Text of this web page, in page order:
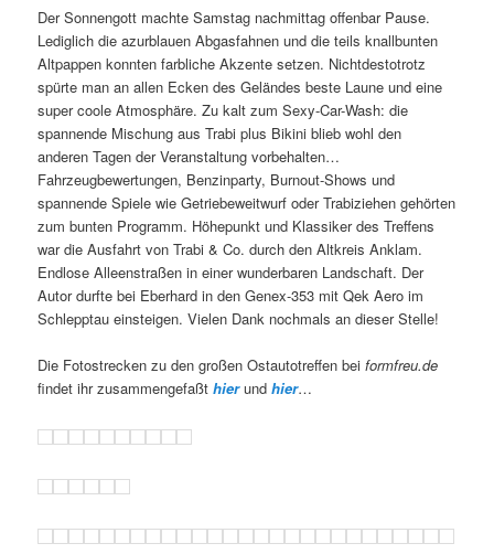
Der Sonnengott machte Samstag nachmittag offenbar Pause.
Lediglich die azurblauen Abgasfahnen und die teils knallbunten
Altpappen konnten farbliche Akzente setzen. Nichtdestotrotz
spürte man an allen Ecken des Geländes beste Laune und eine
super coole Atmosphäre. Zu kalt zum Sexy-Car-Wash: die
spannende Mischung aus Trabi plus Bikini blieb wohl den
anderen Tagen der Veranstaltung vorbehalten…
Fahrzeugbewertungen, Benzinparty, Burnout-Shows und
spannende Spiele wie Getriebeweitwurf oder Trabiziehen gehörten
zum bunten Programm. Höhepunkt und Klassiker des Treffens
war die Ausfahrt von Trabi & Co. durch den Altkreis Anklam.
Endlose Alleenstraßen in einer wunderbaren Landschaft. Der
Autor durfte bei Eberhard in den Genex-353 mit Qek Aero im
Schlepptau einsteigen. Vielen Dank nochmals an dieser Stelle!
Die Fotostrecken zu den großen Ostautotreffen beiformfreu.de
findet ihr zusammengefaßthierundhier…